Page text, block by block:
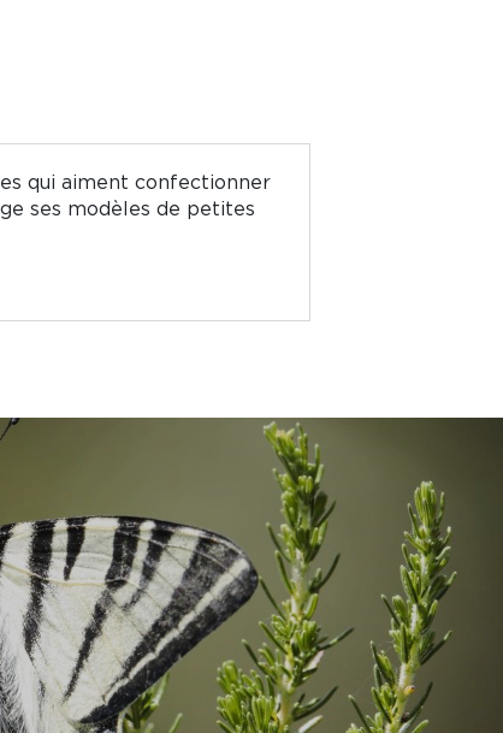
qui aiment confectionner
ses modèles de petites